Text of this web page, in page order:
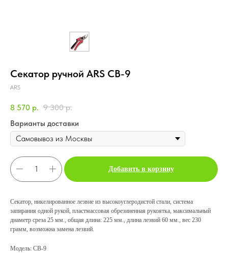
Секатор ручной ARS CB-9
ARS
8 570 р. 9 300 р.
Варианты доставки
Добавить в корзину
Секатор, никелированное лезвие из высокоуглеродистой стали, система
запирания одной рукой, пластмассовая обрезиненная рукоятка, максимальный
диаметр среза 25 мм., общая длина: 225 мм., длина лезвий 60 мм., вес 230
грамм, возможна замена лезвий.
Модель: CB-9